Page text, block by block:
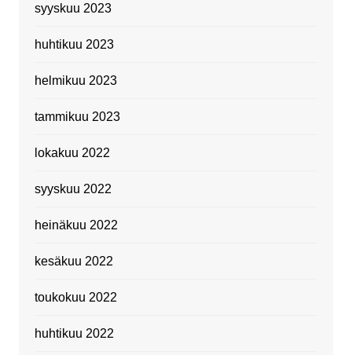
syyskuu 2023
huhtikuu 2023
helmikuu 2023
tammikuu 2023
lokakuu 2022
syyskuu 2022
heinäkuu 2022
kesäkuu 2022
toukokuu 2022
huhtikuu 2022